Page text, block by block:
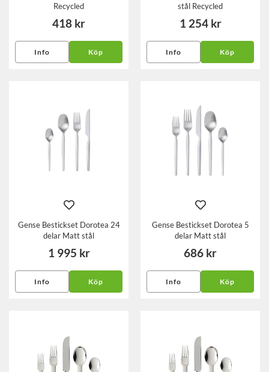
Recycled
418 kr
Info Köp
stål Recycled
1 254 kr
Info Köp
Gense Bestickset Dorotea 24
delar Matt stål
1 995 kr
Info Köp
Gense Bestickset Dorotea 5
delar Matt stål
686 kr
Info Köp